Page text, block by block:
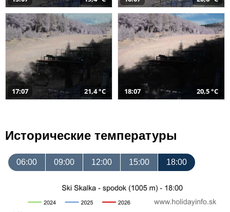
17:07 21,4 °C 18:07 20,5 °C
Исторические температуры
06:00 09:00 12:00 15:00 18:00